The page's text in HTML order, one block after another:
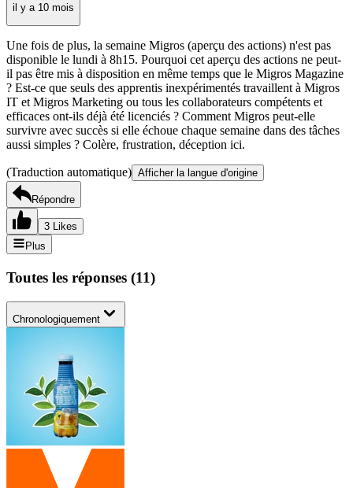
il y a 10 mois
Une fois de plus, la semaine Migros (aperçu des actions) n'est pas
disponible le lundi à 8h15. Pourquoi cet aperçu des actions ne peut-
il pas être mis à disposition en même temps que le Migros Magazine
? Est-ce que seuls des apprentis inexpérimentés travaillent à Migros
IT et Migros Marketing ou tous les collaborateurs compétents et
efficaces ont-ils déjà été licenciés ? Comment Migros peut-elle
survivre avec succès si elle échoue chaque semaine dans des tâches
aussi simples ? Colère, frustration, déception ici.
(Traduction automatique) Afficher la langue d'origine
Répondre
3 Likes
Plus
Toutes les réponses (11)
Chronologiquement